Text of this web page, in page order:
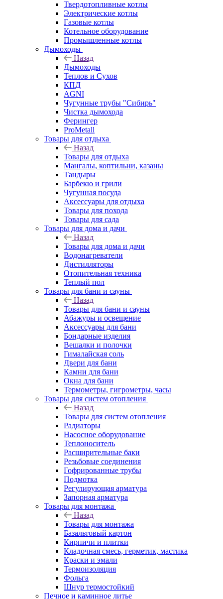
Твердотопливные котлы
Электрические котлы
Газовые котлы
Котельное оборудование
Промышленные котлы
Дымоходы
Назад
Дымоходы
Теплов и Сухов
КПД
AGNI
Чугунные трубы "Сибирь"
Чистка дымохода
Ферингер
ProMetall
Товары для отдыха
Назад
Товары для отдыха
Мангалы, коптильни, казаны
Тандыры
Барбекю и грили
Чугунная посуда
Аксессуары для отдыха
Товары для похода
Товары для сада
Товары для дома и дачи
Назад
Товары для дома и дачи
Водонагреватели
Дистилляторы
Отопительная техника
Теплый пол
Товары для бани и сауны
Назад
Товары для бани и сауны
Абажуры и освещение
Аксессуары для бани
Бондарные изделия
Вешалки и полочки
Гималайская соль
Двери для бани
Камни для бани
Окна для бани
Термометры, гигрометры, часы
Товары для систем отопления
Назад
Товары для систем отопления
Радиаторы
Насосное оборудование
Теплоноситель
Расширительные баки
Резьбовые соединения
Гофрированные трубы
Подмотка
Регулирующая арматура
Запорная арматура
Товары для монтажа
Назад
Товары для монтажа
Базальтовый картон
Кирпичи и плитки
Кладочная смесь, герметик, мастика
Краски и эмали
Термоизоляция
Фольга
Шнур термостойкий
Печное и каминное литье